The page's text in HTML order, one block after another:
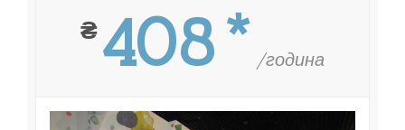
₴408* /година